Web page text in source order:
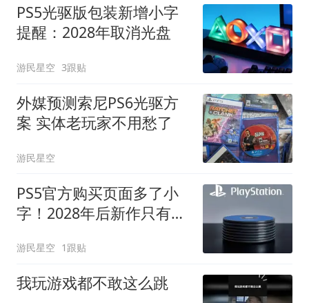
PS5光驱版包装新增小字
提醒：2028年取消光盘
游民星空 3跟贴
外媒预测索尼PS6光驱方
案 实体老玩家不用愁了
游民星空
PS5官方购买页面多了小
字！2028年后新作只有数
游民星空 1跟贴
我玩游戏都不敢这么跳